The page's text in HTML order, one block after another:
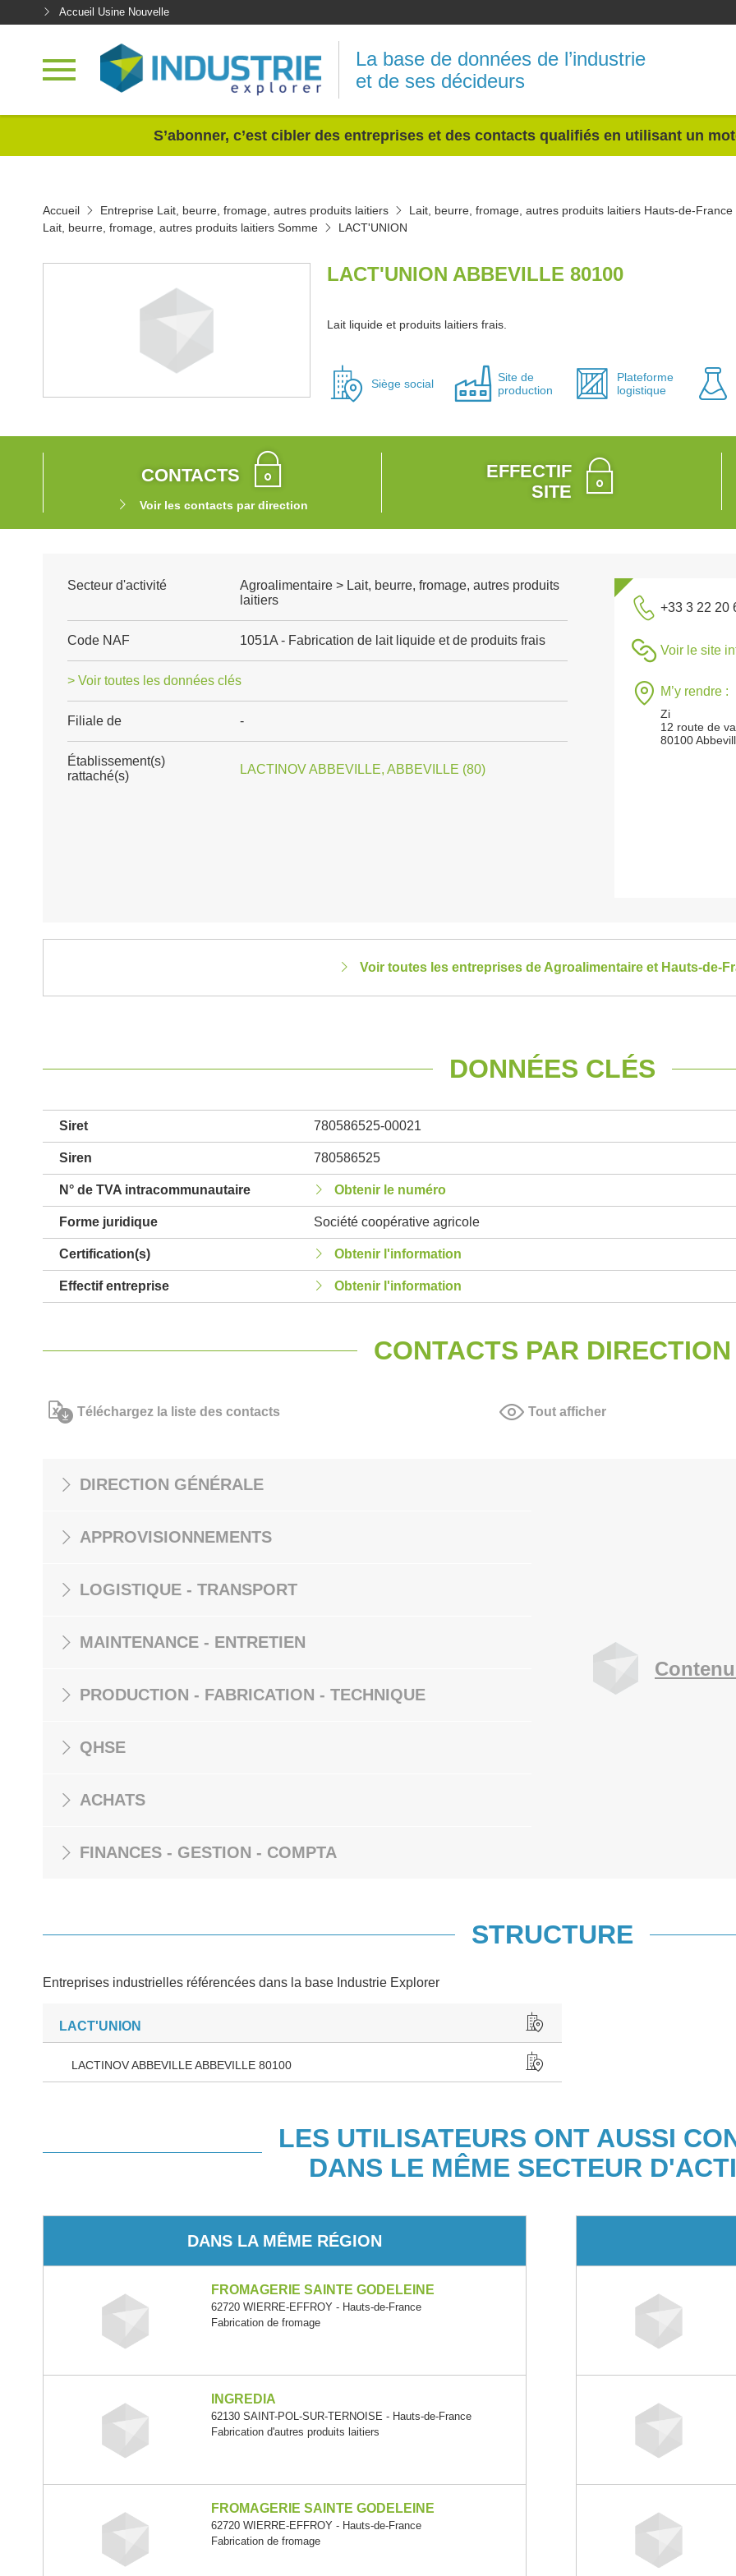
Accueil Usine Nouvelle
La base de données de l’industrie
et de ses décideurs
S’abonner, c’est cibler des entreprises et des contacts qualifiés en utilisant un
Accueil Entreprise Lait, beurre, fromage, autres produits laitiers
Lait, beurre, fromage, autres produits laitiers Hauts-de-France
Lait, beurre, fromage, autres produits laitiers Somme
LACT'UNION
LACT'UNION ABBEVILLE 80100
Lait liquide et produits laitiers frais.
Siège social
Site de
production
Plateforme
logistique
CONTACTS
Voir les contacts par direction
EFFECTIF
SITE
Secteur d'activité
Agroalimentaire > Lait, beurre, fromage, autres produits
laitiers
Code NAF 1051A - Fabrication de lait liquide et de produits frais
> Voir toutes les données clés
Filiale de -
Établissement(s)
rattaché(s)
LACTINOV ABBEVILLE, ABBEVILLE (80)
+33 3 22 20
Voir le site
M’y rendre :
Zi
12 route de
80100
Voir toutes les entreprises de Agroalimentaire et Hauts-de-
DONNÉES CLÉS
Siret 780586525-00021
Siren 780586525
N° de TVA intracommunautaire Obtenir le numéro
Forme juridique Société coopérative agricole
Certification(s) Obtenir l'information
Effectif entreprise Obtenir l'information
CONTACTS PAR DIRECTION
Téléchargez la liste des contacts Tout afficher
DIRECTION GÉNÉRALE
APPROVISIONNEMENTS
LOGISTIQUE - TRANSPORT
MAINTENANCE - ENTRETIEN
PRODUCTION - FABRICATION - TECHNIQUE
QHSE
ACHATS
FINANCES - GESTION - COMPTA
STRUCTURE
Entreprises industrielles référencées dans la base Industrie Explorer
LACT'UNION
LACTINOV ABBEVILLE ABBEVILLE 80100
LES UTILISATEURS ONT AUSSI
DANS LE MÊME SECTEUR
DANS LA MÊME RÉGION
FROMAGERIE SAINTE GODELEINE
62720 WIERRE-EFFROY - Hauts-de-France
Fabrication de fromage
INGREDIA
62130 SAINT-POL-SUR-TERNOISE - Hauts-de-France
Fabrication d'autres produits laitiers
FROMAGERIE SAINTE GODELEINE
62720 WIERRE-EFFROY - Hauts-de-France
Fabrication de fromage